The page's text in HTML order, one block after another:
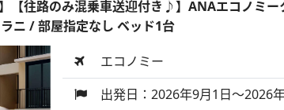
【往路のみ混乗車送迎付き♪】ANAエコノミー
ニ / 部屋指定なし ベッド1台
エコノミー
出発日：2026年9月1日～2026